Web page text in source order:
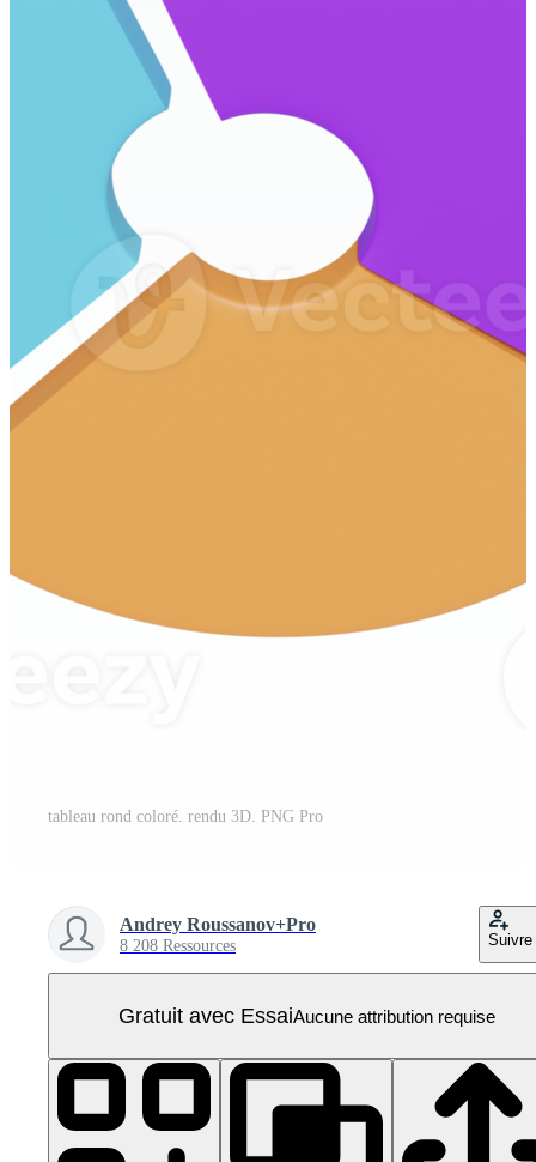
tableau rond coloré. rendu 3D. PNG Pro
Andrey Roussanov+Pro
8 208 Ressources Suivre
Gratuit avec EssaiAucune attribution requise